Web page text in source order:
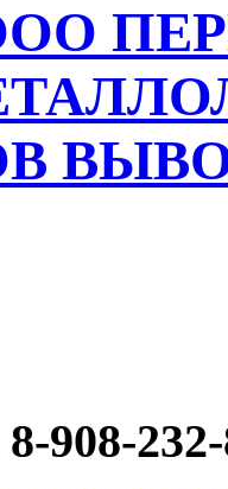
908-